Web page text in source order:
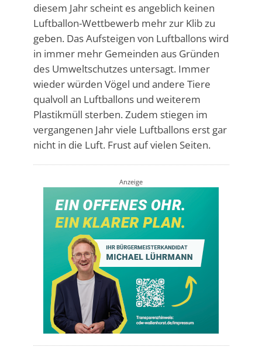
diesem Jahr scheint es angeblich keinen
Luftballon-Wettbewerb mehr zur Klib zu
geben. Das Aufsteigen von Luftballons wird
in immer mehr Gemeinden aus Gründen
des Umweltschutzes untersagt. Immer
wieder würden Vögel und andere Tiere
qualvoll an Luftballons und weiterem
Plastikmüll sterben. Zudem stiegen im
vergangenen Jahr viele Luftballons erst gar
nicht in die Luft. Frust auf vielen Seiten.
Anzeige